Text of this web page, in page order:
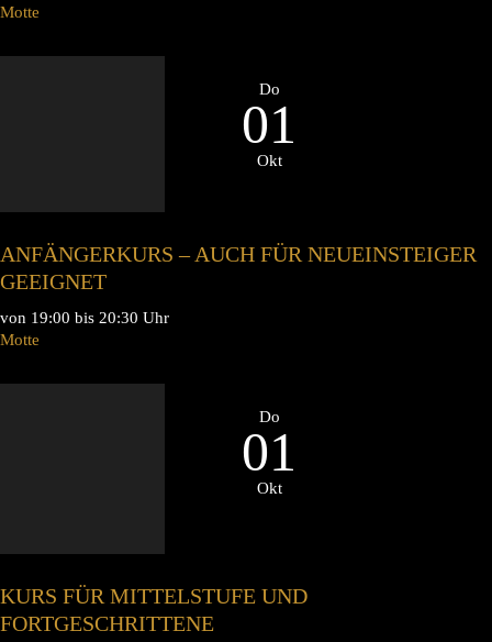
Motte
Do
01
Okt
ANFÄNGERKURS – AUCH FÜR NEUEINSTEIGER
GEEIGNET
von 19:00 bis 20:30 Uhr
Motte
Do
01
Okt
KURS FÜR MITTELSTUFE UND
FORTGESCHRITTENE